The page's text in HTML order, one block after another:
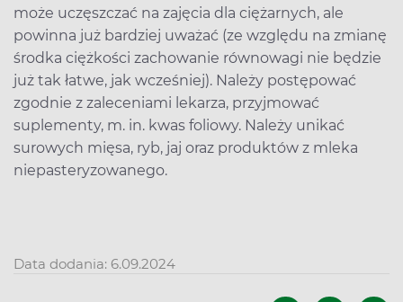
może uczęszczać na zajęcia dla ciężarnych, ale
powinna już bardziej uważać (ze względu na zmianę
środka ciężkości zachowanie równowagi nie będzie
już tak łatwe, jak wcześniej). Należy postępować
zgodnie z zaleceniami lekarza, przyjmować
suplementy, m. in. kwas foliowy. Należy unikać
surowych mięsa, ryb, jaj oraz produktów z mleka
niepasteryzowanego.
Data dodania: 6.09.2024